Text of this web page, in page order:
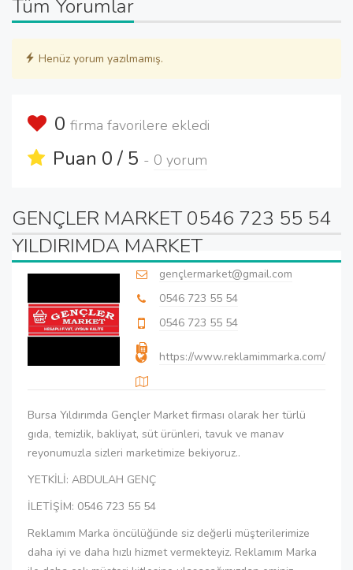
Tüm Yorumlar
Henüz yorum yazılmamış.
0 firma favorilere ekledi
Puan 0 / 5 - 0 yorum
GENÇLER MARKET 0546 723 55 54
YILDIRIMDA MARKET
gençlermarket@gmail.com
0546 723 55 54
0546 723 55 54
https://www.reklamimmarka.com/
Bursa Yıldırımda Gençler Market firması olarak her türlü
gıda, temizlik, bakliyat, süt ürünleri, tavuk ve manav
reyonumuzla sizleri marketimize bekiyoruz..
YETKİLİ: ABDULAH GENÇ
İLETİŞİM: 0546 723 55 54
Reklamım Marka öncülüğünde siz değerli müşterilerimize
daha iyi ve daha hızlı hizmet vermekteyiz. Reklamım Marka